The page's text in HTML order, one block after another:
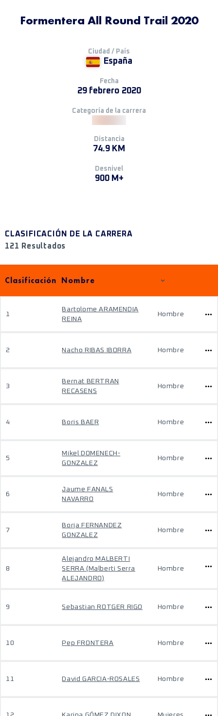
Formentera All Round Trail 2020
Ciudad / País
España
Fecha
29 febrero 2020
Categoría de la carrera
Distancia
74.9 KM
Desnivel
900 M+
CLASIFICACIÓN DE LA CARRERA
121 Resultados
Clasificación Nombre
1
Bartolome ARAMENDIA
REINA
Hombre
2 Nacho RIBAS IBORRA Hombre
3
Bernat BERTRAN
RECASENS
Hombre
4 Boris BAER Hombre
5
Mikel DOMENECH-
GONZALEZ
Hombre
6
Jaume FANALS
NAVARRO
Hombre
7
Borja FERNANDEZ
GONZALEZ
Hombre
8
Alejandro MALBERTI
SERRA (Malberti Serra
ALEJANDRO)
Hombre
9 Sebastian ROTGER RIGO Hombre
10 Pep FRONTERA Hombre
11 David GARCIA-ROSALES Hombre